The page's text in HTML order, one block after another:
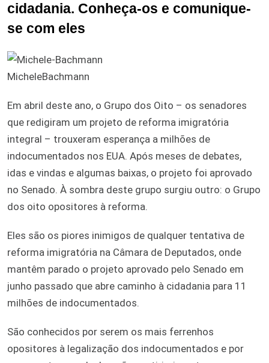
cidadania. Conheça-os e comunique-
se com eles
MicheleBachmann
Em abril deste ano, o Grupo dos Oito – os senadores
que redigiram um projeto de reforma imigratória
integral – trouxeram esperança a milhões de
indocumentados nos EUA. Após meses de debates,
idas e vindas e algumas baixas, o projeto foi aprovado
no Senado. À sombra deste grupo surgiu outro: o Grupo
dos oito opositores à reforma.
Eles são os piores inimigos de qualquer tentativa de
reforma imigratória na Câmara de Deputados, onde
mantêm parado o projeto aprovado pelo Senado em
junho passado que abre caminho à cidadania para 11
milhões de indocumentados.
São conhecidos por serem os mais ferrenhos
opositores à legalização dos indocumentados e por